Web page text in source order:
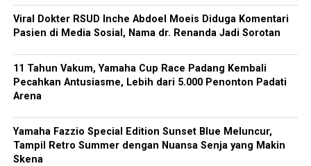
Viral Dokter RSUD Inche Abdoel Moeis Diduga Komentari
Pasien di Media Sosial, Nama dr. Renanda Jadi Sorotan
11 Tahun Vakum, Yamaha Cup Race Padang Kembali
Pecahkan Antusiasme, Lebih dari 5.000 Penonton Padati
Arena
Yamaha Fazzio Special Edition Sunset Blue Meluncur,
Tampil Retro Summer dengan Nuansa Senja yang Makin
Skena